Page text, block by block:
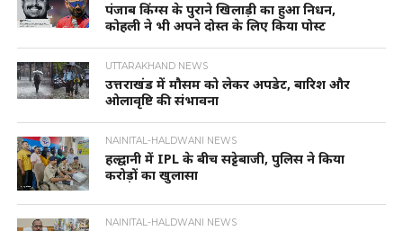
पंजाब किंग्स के पुराने खिलाड़ी का हुआ निधन,
कोहली ने भी अपने दोस्त के लिए किया पोस्ट
UTTARAKHAND NEWS
उत्तराखंड में मौसम को लेकर अपडेट, बारिश और
ओलावृष्टि की संभावना
NAINITAL-HALDWANI NEWS
हल्द्वानी में IPL के बीच सट्टेबाजी, पुलिस ने किया
करोड़ों का खुलासा
NAINITAL-HALDWANI NEWS